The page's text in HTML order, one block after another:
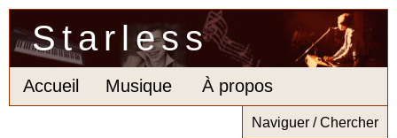
Starless
Accueil Musique À propos
Naviguer / Chercher